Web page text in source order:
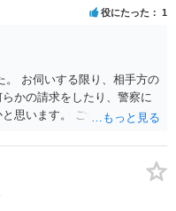
役にたった 1
。 お伺いする限り、相手方の
かの請求をしたり、警察に
思います。 ご参考になれば